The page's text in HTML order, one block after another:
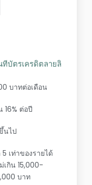
บัตรเครดิตลายลิ
บาทต่อเดือน
16% ต่อปี
นไป
5 เท่าของรายได้
เกิน 15,000-
บาท